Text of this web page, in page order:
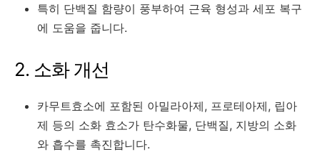
특히 단백질 함량이 풍부하여 근육 형성과 세포 복구
에 도움을 줍니다.
2. 소화 개선
카무트효소에 포함된 아밀라아제, 프로테아제, 립아
제 등의 소화 효소가 탄수화물, 단백질, 지방의 소화
와 흡수를 촉진합니다.